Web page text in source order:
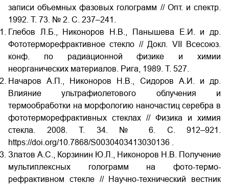
записи объемных фазовых голограмм // Опт. и спектр.
1992. Т. 73. № 2. С. 237–241.
Глебов Л.Б., Никоноров Н.В., Панышева Е.И. и др.
Фототерморефрактивное стекло // Докл. VII
Всесоюз.
конф. по радиационной физике и химии
неорганических материалов. Рига, 1989. Т. 527.
Начаров А.П., Никоноров Н.В., Сидоров А.И. и др.
Влияние ультрафиолетового облучения и
термообработки на морфологию наночастиц серебра в
фототерморефрактивных стеклах // Физика и химия
стекла. 2008. Т. 34. № 6. С. 912‒921.
https://doi.org/10.7868/S0030403413030136
Златов А.С., Корзинин Ю.Л., Никоноров Н.В. Получение
мультиплексных голограмм на фото-термо-
рефрактивном стекле //
Научно-технический вестник